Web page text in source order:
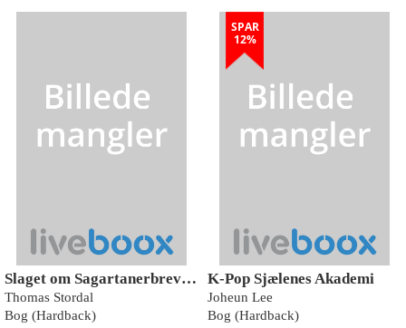
Slaget om Sagartanerbrevene
Thomas Stordal
Bog (Hardback)
SPAR
12%
K-Pop Sjælenes Akademi
Joheun Lee
Bog (Hardback)